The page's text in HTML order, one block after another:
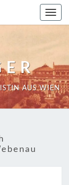
AUS WIEN